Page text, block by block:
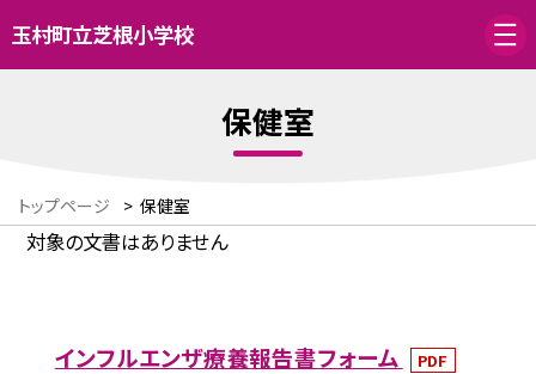
玉村町立芝根小学校
保健室
トップページ > 保健室
対象の文書はありません
インフルエンザ療養報告書フォーム
PDF